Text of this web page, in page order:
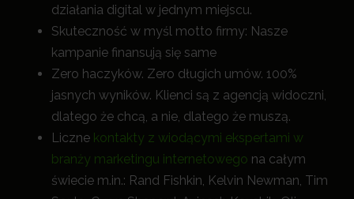
działania digital w jednym miejscu.
Skuteczność w myśl motto firmy: Nasze
kampanie finansują się same
Zero haczyków. Zero długich umów. 100%
jasnych wyników. Klienci są z agencją widoczni,
dlatego że chcą, a nie, dlatego że muszą.
Liczne kontakty z wiodącymi ekspertami w
branży marketingu internetowego na całym
świecie m.in.: Rand Fishkin, Kelvin Newman, Tim